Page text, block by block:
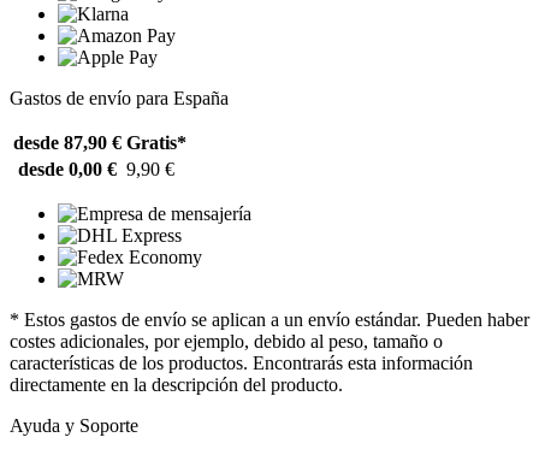
Gastos de envío para España
desde 87,90 € Gratis*
desde 0,00 € 9,90 €
* Estos gastos de envío se aplican a un envío estándar. Pueden haber
costes adicionales, por ejemplo, debido al peso, tamaño o
características de los productos. Encontrarás esta información
directamente en la descripción del producto.
Ayuda y Soporte